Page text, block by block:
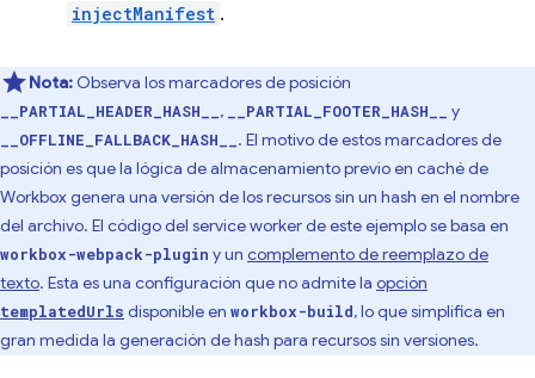
injectManifest .
Nota: Observa los marcadores de posición
__PARTIAL_HEADER_HASH__ , __PARTIAL_FOOTER_HASH__ y
__OFFLINE_FALLBACK_HASH__ . El motivo de estos marcadores de
posición es que la lógica de almacenamiento previo en caché de
Workbox genera una versión de los recursos sin un hash en el nombre
del archivo. El código del service worker de este ejemplo se basa en
workbox-webpack-plugin y un complemento de reemplazo de
texto. Esta es una configuración que no admite la opción
templatedUrls disponible en workbox-build, lo que simplifica en
gran medida la generación de hash para recursos sin versiones.